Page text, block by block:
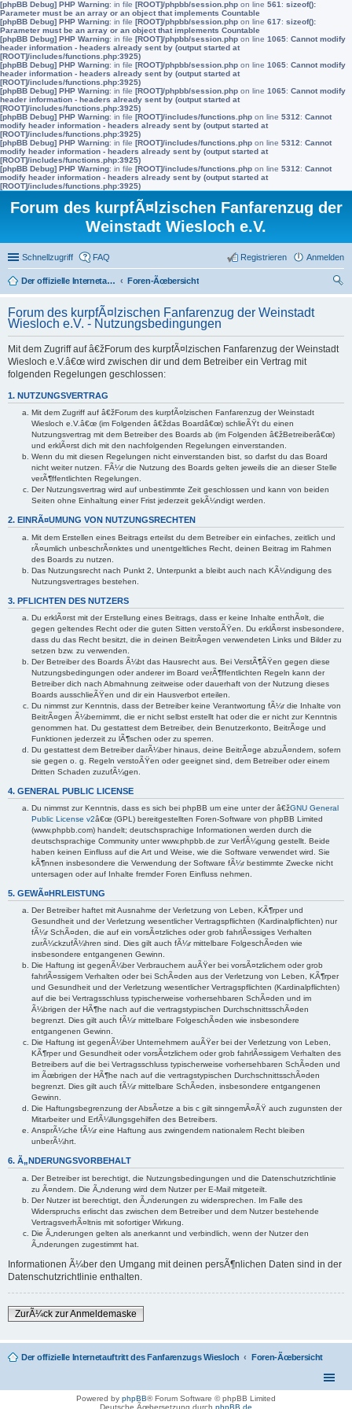
[phpBB Debug] PHP Warning: in file [ROOT]/phpbb/session.php on line 561 : sizeof():
Parameter must be an array or an object that implements Countable
[phpBB Debug] PHP Warning: in file [ROOT]/phpbb/session.php on line 617: sizeof():
Parameter must be an array or an object that implements Countable
[phpBB Debug] PHP Warning: in file [ROOT]/phpbb/session.php on line 1065: Cannot modify
header information - headers already sent by (output started at
[ROOT]/includes/functions.php:3925)
[phpBB Debug] PHP Warning: in file [ROOT]/phpbb/session.php on line 1065: Cannot modify
header information - headers already sent by (output started at
[ROOT]/includes/functions.php:3925)
[phpBB Debug] PHP Warning: in file [ROOT]/phpbb/session.php on line 1065: Cannot modify
header information - headers already sent by (output started at
[ROOT]/includes/functions.php:3925)
[phpBB Debug] PHP Warning: in file [ROOT]/includes/functions.php on line 5312: Cannot
modify header information - headers already sent by (output started at
[ROOT]/includes/functions.php:3925)
[phpBB Debug] PHP Warning: in file [ROOT]/includes/functions.php on line 5312: Cannot
modify header information - headers already sent by (output started at
[ROOT]/includes/functions.php:3925)
[phpBB Debug] PHP Warning: in file [ROOT]/includes/functions.php on line 5312: Cannot
modify header information - headers already sent by (output started at
[ROOT]/includes/functions.php:3925)
Forum des kurpfÃ¤lzischen Fanfarenzug der
Weinstadt Wiesloch e.V.
Schnellzugriff FAQ Anmelden
Registrieren
Der offizielle Internetauftritt des Fanfarenzugs Wiesloch
Foren-Ãœbersicht
Forum des kurpfÃ¤lzischen Fanfarenzug der Weinstadt
Wiesloch e.V. - Nutzungsbedingungen
Mit dem Zugriff auf â€žForum des kurpfÃ¤lzischen Fanfarenzug der Weinstadt
Wiesloch e.V.â€œ wird zwischen dir und dem Betreiber ein Vertrag mit
folgenden Regelungen geschlossen:
1. NUTZUNGSVERTRAG
Mit dem Zugriff auf â€žForum des kurpfÃ¤lzischen Fanfarenzug der Weinstadt
Wiesloch e.V.â€œ (im Folgenden â€ždas Boardâ€œ) schlieÃŸt du einen
Nutzungsvertrag mit dem Betreiber des Boards ab (im Folgenden â€žBetreiberâ€œ)
und erklÃ¤rst dich mit den nachfolgenden Regelungen einverstanden.
Wenn du mit diesen Regelungen nicht einverstanden bist, so darfst du das Board
nicht weiter nutzen. FÃ¼r die Nutzung des Boards gelten jeweils die an dieser Stelle
verÃ¶ffentlichten Regelungen.
Der Nutzungsvertrag wird auf unbestimmte Zeit geschlossen und kann von beiden
Seiten ohne Einhaltung einer Frist jederzeit gekÃ¼ndigt werden.
2. EINRÃ¤UMUNG VON NUTZUNGSRECHTEN
Mit dem Erstellen eines Beitrags erteilst du dem Betreiber ein einfaches, zeitlich und
rÃ¤umlich unbeschrÃ¤nktes und unentgeltliches Recht, deinen Beitrag im Rahmen
des Boards zu nutzen.
Das Nutzungsrecht nach Punkt 2, Unterpunkt a bleibt auch nach KÃ¼ndigung des
Nutzungsvertrages bestehen.
3. PFLICHTEN DES NUTZERS
Du erklÃ¤rst mit der Erstellung eines Beitrags, dass er keine Inhalte enthÃ¤lt, die
gegen geltendes Recht oder die guten Sitten verstoÃŸen. Du erklÃ¤rst insbesondere,
dass du das Recht besitzt, die in deinen BeitrÃ¤gen verwendeten Links und Bilder zu
setzen bzw. zu verwenden.
Der Betreiber des Boards Ã¼bt das Hausrecht aus. Bei VerstÃ¶ÃŸen gegen diese
Nutzungsbedingungen oder anderer im Board verÃ¶ffentlichten Regeln kann der
Betreiber dich nach Abmahnung zeitweise oder dauerhaft von der Nutzung dieses
Boards ausschlieÃŸen und dir ein Hausverbot erteilen.
Du nimmst zur Kenntnis, dass der Betreiber keine Verantwortung fÃ¼r die Inhalte von
BeitrÃ¤gen Ã¼bernimmt, die er nicht selbst erstellt hat oder die er nicht zur Kenntnis
genommen hat. Du gestattest dem Betreiber, dein Benutzerkonto, BeitrÃ¤ge und
Funktionen jederzeit zu lÃ¶schen oder zu sperren.
Du gestattest dem Betreiber darÃ¼ber hinaus, deine BeitrÃ¤ge abzuÃ¤ndern, sofern
sie gegen o. g. Regeln verstoÃŸen oder geeignet sind, dem Betreiber oder einem
Dritten Schaden zuzufÃ¼gen.
4. GENERAL PUBLIC LICENSE
Du nimmst zur Kenntnis, dass es sich bei phpBB um eine unter der â€žGNU General
Public License v2â€œ (GPL) bereitgestellten Foren-Software von phpBB Limited
(www.phpbb.com) handelt; deutschsprachige Informationen werden durch die
deutschsprachige Community unter www.phpbb.de zur VerfÃ¼gung gestellt. Beide
haben keinen Einfluss auf die Art und Weise, wie die Software verwendet wird. Sie
kÃ¶nnen insbesondere die Verwendung der Software fÃ¼r bestimmte Zwecke nicht
untersagen oder auf Inhalte fremder Foren Einfluss nehmen.
5. GEWÃ¤HRLEISTUNG
Der Betreiber haftet mit Ausnahme der Verletzung von Leben, KÃ¶rper und
Gesundheit und der Verletzung wesentlicher Vertragspflichten (Kardinalpflichten) nur
fÃ¼r SchÃ¤den, die auf ein vorsÃ¤tzliches oder grob fahrlÃ¤ssiges Verhalten
zurÃ¼ckzufÃ¼hren sind. Dies gilt auch fÃ¼r mittelbare FolgeschÃ¤den wie
insbesondere entgangenen Gewinn.
Die Haftung ist gegenÃ¼ber Verbrauchern auÃŸer bei vorsÃ¤tzlichem oder grob
fahrlÃ¤ssigem Verhalten oder bei SchÃ¤den aus der Verletzung von Leben, KÃ¶rper
und Gesundheit und der Verletzung wesentlicher Vertragspflichten (Kardinalpflichten)
auf die bei Vertragsschluss typischerweise vorhersehbaren SchÃ¤den und im
Ã¼brigen der HÃ¶he nach auf die vertragstypischen DurchschnittsschÃ¤den
begrenzt. Dies gilt auch fÃ¼r mittelbare FolgeschÃ¤den wie insbesondere
entgangenen Gewinn.
Die Haftung ist gegenÃ¼ber Unternehmern auÃŸer bei der Verletzung von Leben,
KÃ¶rper und Gesundheit oder vorsÃ¤tzlichem oder grob fahrlÃ¤ssigem Verhalten des
Betreibers auf die bei Vertragsschluss typischerweise vorhersehbaren SchÃ¤den und
im Ãœbrigen der HÃ¶he nach auf die vertragstypischen DurchschnittsschÃ¤den
begrenzt. Dies gilt auch fÃ¼r mittelbare SchÃ¤den, insbesondere entgangenen
Gewinn.
Die Haftungsbegrenzung der AbsÃ¤tze a bis c gilt sinngemÃ¤ÃŸ auch zugunsten der
Mitarbeiter und ErfÃ¼llungsgehilfen des Betreibers.
AnsprÃ¼che fÃ¼r eine Haftung aus zwingendem nationalem Recht bleiben
unberÃ¼hrt.
6. Ã„NDERUNGSVORBEHALT
Der Betreiber ist berechtigt, die Nutzungsbedingungen und die Datenschutzrichtlinie
zu Ã¤ndern. Die Ã„nderung wird dem Nutzer per E-Mail mitgeteilt.
Der Nutzer ist berechtigt, den Ã„nderungen zu widersprechen. Im Falle des
Widerspruchs erlischt das zwischen dem Betreiber und dem Nutzer bestehende
VertragsverhÃ¤ltnis mit sofortiger Wirkung.
Die Ã„nderungen gelten als anerkannt und verbindlich, wenn der Nutzer den
Ã„nderungen zugestimmt hat.
Informationen Ã¼ber den Umgang mit deinen persÃ¶nlichen Daten sind in der
Datenschutzrichtlinie enthalten.
ZurÃ¼ck zur Anmeldemaske
Der offizielle Internetauftritt des Fanfarenzugs Wiesloch Foren-Ãœbersicht
Powered by phpBB® Forum Software © phpBB Limited
Deutsche Ãœbersetzung durch phpBB.de